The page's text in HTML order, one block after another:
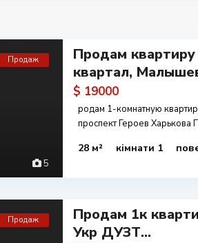
5
Продаж
Продам
квартал,
$ 19000
родам 1-комнатную
проспект Героев Харькова
28 м² кімнати 1
Продаж
Продам 1к
Укр ДУЗТ...